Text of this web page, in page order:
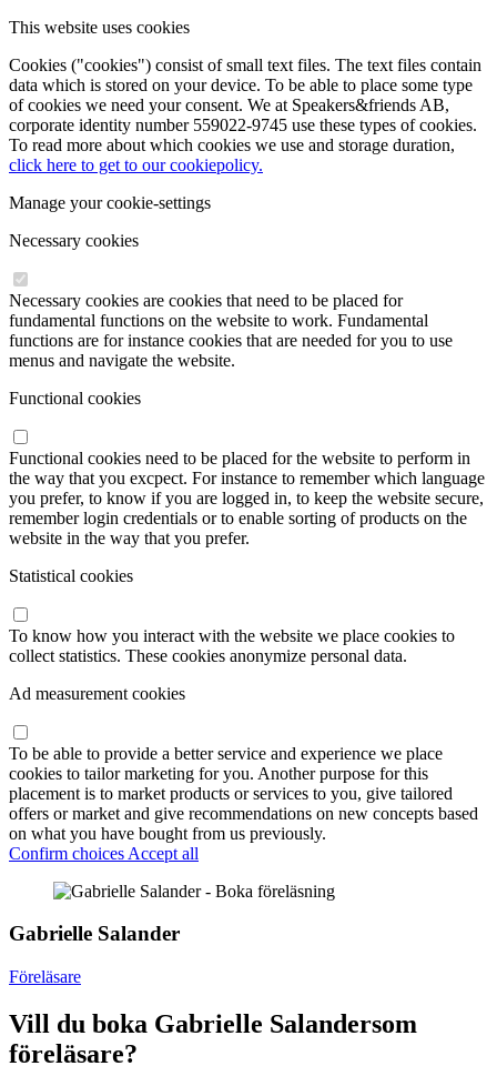
This website uses cookies
Cookies ("cookies") consist of small text files. The text files contain
data which is stored on your device. To be able to place some type
of cookies we need your consent. We at Speakers&friends AB,
corporate identity number 559022-9745 use these types of cookies.
To read more about which cookies we use and storage duration,
click here to get to our cookiepolicy.
Manage your cookie-settings
Necessary cookies
Necessary cookies are cookies that need to be placed for
fundamental functions on the website to work. Fundamental
functions are for instance cookies that are needed for you to use
menus and navigate the website.
Functional cookies
Functional cookies need to be placed for the website to perform in
the way that you excpect. For instance to remember which language
you prefer, to know if you are logged in, to keep the website secure,
remember login credentials or to enable sorting of products on the
website in the way that you prefer.
Statistical cookies
To know how you interact with the website we place cookies to
collect statistics. These cookies anonymize personal data.
Ad measurement cookies
To be able to provide a better service and experience we place
cookies to tailor marketing for you. Another purpose for this
placement is to market products or services to you, give tailored
offers or market and give recommendations on new concepts based
on what you have bought from us previously.
Confirm choices Accept all
Gabrielle Salander
Föreläsare
Vill du boka Gabrielle Salandersom
föreläsare?